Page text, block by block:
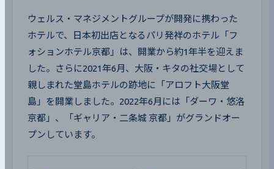
ウェルス・マネジメントグループが開発に携わった
ホテルで、日本初出店となるパリ発祥のホテル「フ
ォションホテル京都」は、開業から約1年半を迎えま
した。さらに2021年6月、大阪・キタの社交場として
親しまれた堂島ホテルの跡地に「アロフト大阪堂
島」を開業しました。2022年6月には「ダーワ・悠洛
京都」、「ギャリア・二条城 京都」がグランドオー
プンしています。